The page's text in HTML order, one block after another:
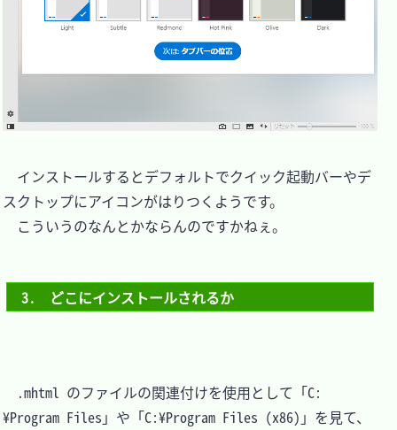
インストールするとデフォルトでクイック起動バーやデ
スクトップにアイコンがはりつくようです。
こういうのなんとかならんのですかねぇ。
3.　どこにインストールされるか
.mhtml のファイルの関連付けを使用として「C:
¥Program Files」や「C:¥Program Files (x86)」を見て、